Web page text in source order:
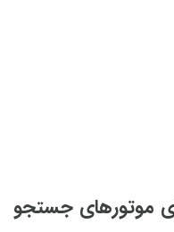
موتورهای جستجو